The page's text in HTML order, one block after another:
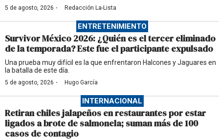
5 de agosto, 2026 · Redacción La-Lista
ENTRETENIMIENTO
Survivor México 2026: ¿Quién es el tercer eliminado
de la temporada? Este fue el participante expulsado
Una prueba muy difícil es la que enfrentaron Halcones y Jaguares en
la batalla de este día.
5 de agosto, 2026 · Hugo García
INTERNACIONAL
Retiran chiles jalapeños en restaurantes por estar
ligados a brote de salmonela; suman más de 100
casos de contagio